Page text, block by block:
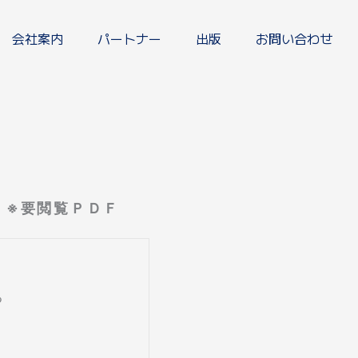
会社案内 パートナー 出版 お問い合わせ
要閲覧ＰＤＦ